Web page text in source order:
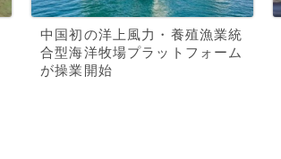
中国初の洋上風力・養殖漁業統
合型海洋牧場プラットフォーム
が操業開始